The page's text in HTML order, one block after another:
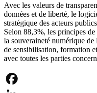
Avec les valeurs de
données et de liberté, le
stratégique des acteurs
Selon 88,3%, les principes
la souveraineté numérique
de sensibilisation, formation
avec toutes les parties